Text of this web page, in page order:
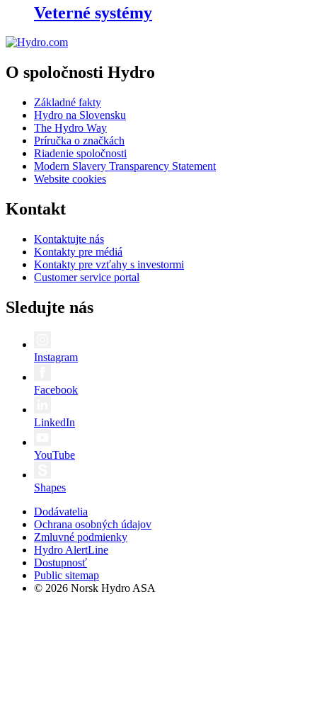
Veterné systémy
O spoločnosti Hydro
Základné fakty
Hydro na Slovensku
The Hydro Way
Príručka o značkách
Riadenie spoločnosti
Modern Slavery Transparency Statement
Website cookies
Kontakt
Kontaktujte nás
Kontakty pre médiá
Kontakty pre vzťahy s investormi
Customer service portal
Sledujte nás
Instagram
Facebook
LinkedIn
YouTube
Shapes
Dodávatelia
Ochrana osobných údajov
Zmluvné podmienky
Hydro AlertLine
Dostupnosť
Public sitemap
© 2026 Norsk Hydro ASA